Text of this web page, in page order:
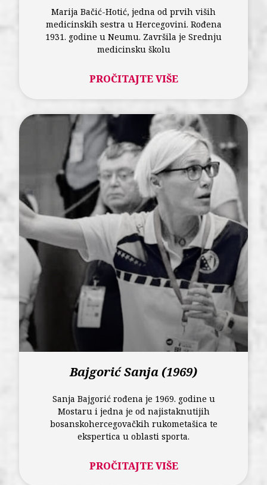
Marija Bačić-Hotić, jedna od prvih viših
medicinskih sestra u Hercegovini. Rođena
1931. godine u Neumu. Završila je Srednju
medicinsku školu
PROČITAJTE VIŠE
Bajgorić Sanja (1969)
Sanja Bajgorić rođena je 1969. godine u
Mostaru i jedna je od najistaknutijih
bosanskohercegovačkih rukometašica te
ekspertica u oblasti sporta.
PROČITAJTE VIŠE